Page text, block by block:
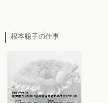
根本聡子の仕事